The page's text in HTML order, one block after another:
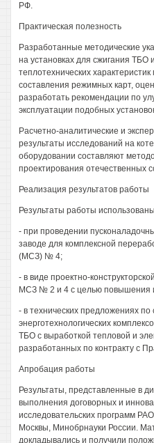
РФ.
Практическая полезность
Разработанные методические
на установках для сжигания ТБО
теплотехнических
составления режимных карт,
разработать рекомендации по
эксплуатации подобных
Расчетно-аналитические и
результаты исследований на
оборудовании составляют
проектирования
Реализация результатов работы
Результаты работы
- при проведении
заводе для комплексной
(МСЗ) № 4;
- в виде проектно-
МСЗ № 2 и 4 с целью повышения
- в технических предложениях
энерготехнологических
ТБО с выработкой тепловой и
разработанных по контракту с
Апробация работы
Результаты, представленные в
выполнения договорных и
исследовательских программ
Москвы, Минобрнауки России.
докладывались и получили